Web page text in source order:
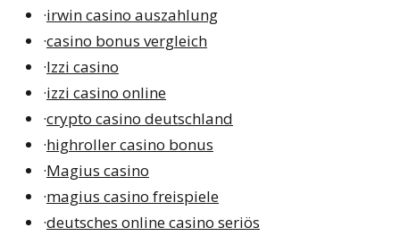
·irwin casino auszahlung
·casino bonus vergleich
·Izzi casino
·izzi casino online
·crypto casino deutschland
·highroller casino bonus
·Magius casino
·magius casino freispiele
·deutsches online casino seriös